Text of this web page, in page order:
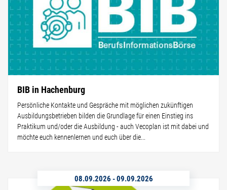
BIB in Hachenburg
Persönliche Kontakte und Gespräche mit möglichen zukünftigen
Ausbildungsbetrieben bilden die Grundlage für einen Einstieg ins
Praktikum und/oder die Ausbildung - auch Vecoplan ist mit dabei und
möchte euch kennenlernen und euch über die...
08.09.2026 -09.09.2026